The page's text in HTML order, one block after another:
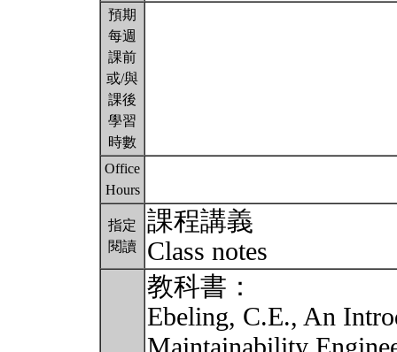
預期
每週
課前
或/與
課後
學習
時數
Office
Hours
指定
閱讀
課程講義
Class notes
教科書：
Ebeling, C.E., An